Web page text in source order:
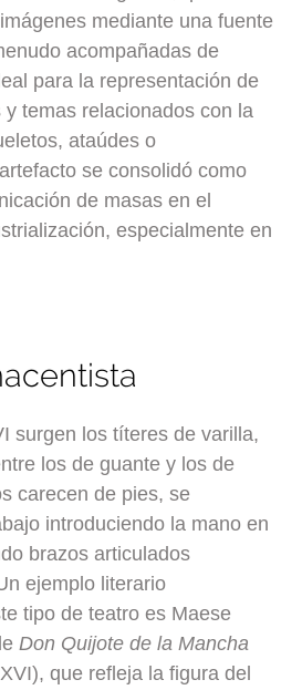
mediante una fuente
acompañadas de
para la representación de
temas relacionados con la
ataúdes o
se consolidó como
de masas en el
especialmente en
surgen los títeres de varilla,
los de guante y los de
carecen de pies, se
introduciendo la mano en
brazos articulados
ejemplo literario
tipo de teatro es Maese
Don Quijote de la Mancha
que refleja la figura del